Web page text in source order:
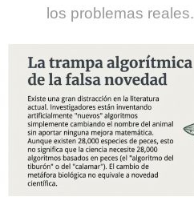
los problemas reales.